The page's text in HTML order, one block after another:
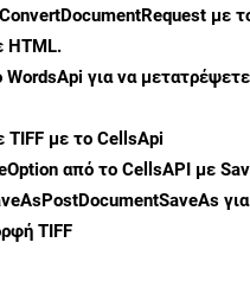
ConvertDocumentRequest με
HTML.
WordsApi για να
με το CellsApi
από το CellsAPI με
TIFF